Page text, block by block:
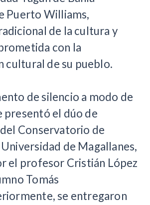
Puerto Williams,
de la cultura y
con la
cultural de su pueblo.
de silencio a modo de
presentó el dúo de
Conservatorio de
de Magallanes,
el profesor Cristián López
Tomás
se entregaron